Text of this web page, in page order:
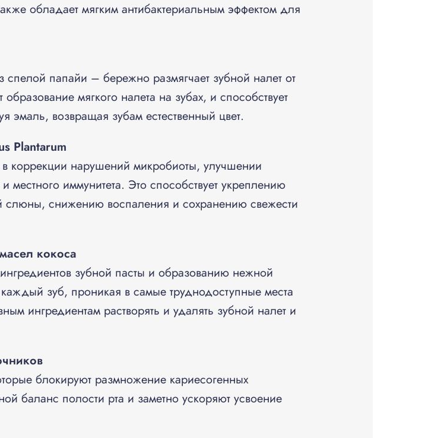
обладает мягким антибактериальным эффектом для
папайи – бережно размягчает зубной налет от
мягкого налета на зубах, и способствует
эмаль, возвращая зубам естественный цвет.
Plantarum
коррекции нарушений микробиоты, улучшении
иммунитета. Это способствует укреплению
снижению воспаления и сохранению свежести
кокоса
зубной пасты и образованию нежной
зуб, проникая в самые труднодоступные места
ингредиентам растворять и удалять зубной налет и
блокируют размножение кариесогенных
баланс полости рта и заметно ускоряют усвоение